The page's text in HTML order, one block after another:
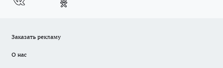
Заказать рекламу
О нас